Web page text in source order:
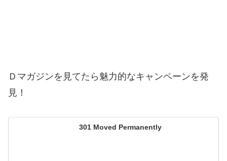
Ｄマガジンを見てたら魅力的なキャンペーンを発
見！
301 Moved Permanently